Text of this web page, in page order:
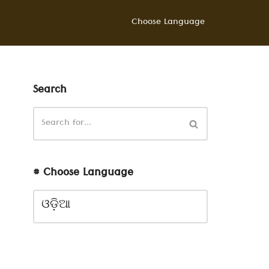
Choose Language
Search
# Choose Language